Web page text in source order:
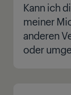
Kann ich
meiner
anderen
oder